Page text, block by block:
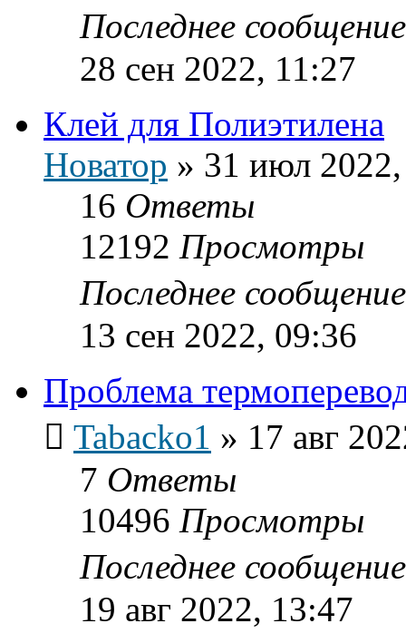
Последнее
28 сен 2022, 11:27
Клей для Полиэтилена
Новатор » 31 июл
16 Ответы
12192 Просмотры
Последнее
13 сен 2022, 09:36
Проблема
Tabacko1 » 17 авг
7 Ответы
10496 Просмотры
Последнее
19 авг 2022, 13:47